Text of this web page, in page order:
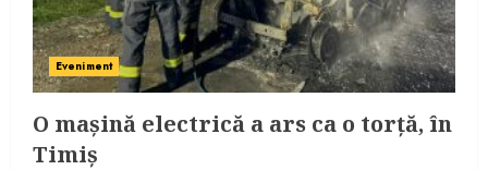
Eveniment
O mașină electrică a ars ca o torță, în
Timiș